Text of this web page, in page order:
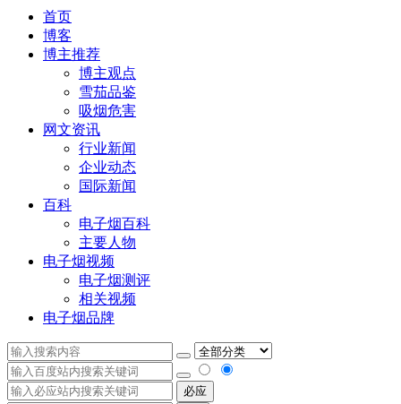
首页
博客
博主推荐
博主观点
雪茄品鉴
吸烟危害
网文资讯
行业新闻
企业动态
国际新闻
百科
电子烟百科
主要人物
电子烟视频
电子烟测评
相关视频
电子烟品牌
必应